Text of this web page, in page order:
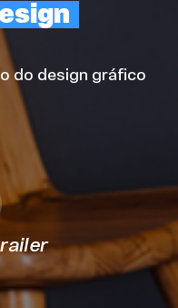
do design gráfico